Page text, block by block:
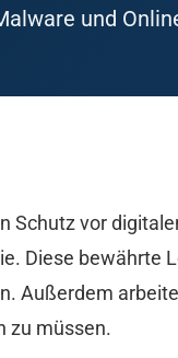
und
Schutz vor
Diese bewährte
Außerdem
zu müssen.